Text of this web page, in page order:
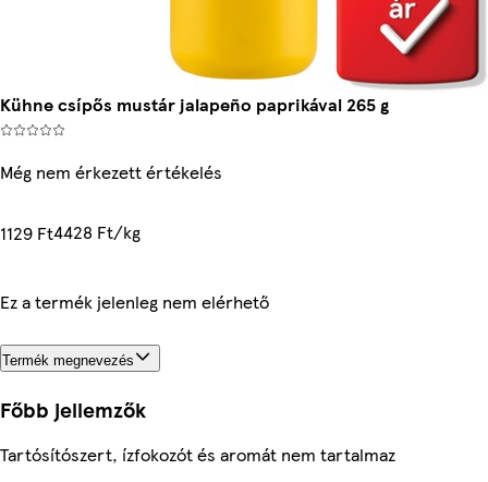
Kühne csípős mustár jalapeño paprikával 265 g
Még nem érkezett értékelés
1129 Ft4428 Ft/kg
Ez a termék jelenleg nem elérhető
Termék megnevezés
Főbb jellemzők
Tartósítószert, ízfokozót és aromát nem tartalmaz